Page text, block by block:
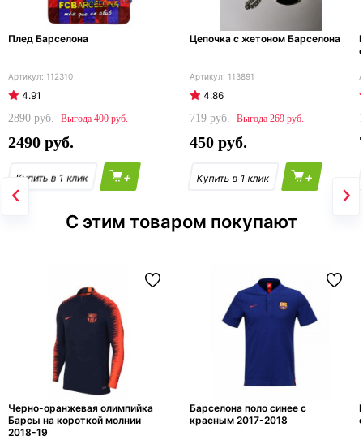
Плед Барселона
112310
4.91
2890
400
2490
+
Цепочка с жетоном Барселона
113891
4.86
719
269
450
+
С этим товаром покупают
Черно-оранжевая олимпийка
Барсы на короткой молнии
2018-19
Барселона поло синее с
красным 2017-2018